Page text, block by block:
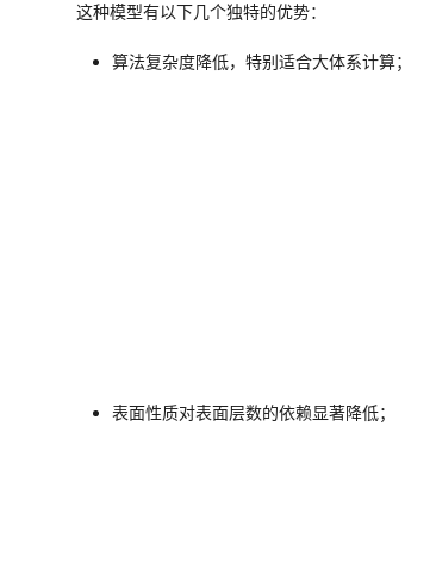
这种模型有以下几个独特的优势：
算法复杂度降低，特别适合大体系计算；
表面性质对表面层数的依赖显著降低；